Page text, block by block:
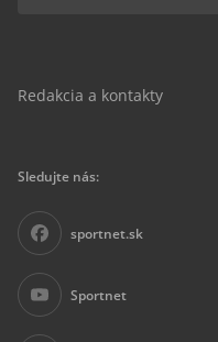
Redakcia a kontakty
Sledujte nás:
sportnet.sk
Sportnet